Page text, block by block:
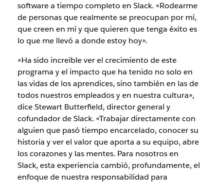
software a tiempo completo en Slack. «Rodearme
de personas que realmente se preocupan por mí,
que creen en mí y que quieren que tenga éxito es
lo que me llevó a donde estoy hoy».
«Ha sido increíble ver el crecimiento de este
programa y el impacto que ha tenido no solo en
las vidas de los aprendices, sino también en las de
todos nuestros empleados y en nuestra cultura»,
dice Stewart Butterfield, director general y
cofundador de Slack. «Trabajar directamente con
alguien que pasó tiempo encarcelado, conocer su
historia y ver el valor que aporta a su equipo, abre
los corazones y las mentes. Para nosotros en
Slack, esta experiencia cambió, profundamente, el
enfoque de nuestra responsabilidad para